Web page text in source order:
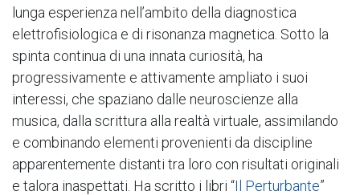
lunga esperienza nell’ambito della diagnostica
elettrofisiologica e di risonanza magnetica. Sotto la
spinta continua di una innata curiosità, ha
progressivamente e attivamente ampliato i suoi
interessi, che spaziano dalle neuroscienze alla
musica, dalla scrittura alla realtà virtuale, assimilando
e combinando elementi provenienti da discipline
apparentemente distanti tra loro con risultati originali
e talora inaspettati. Ha scritto i libri “Il Perturbante”